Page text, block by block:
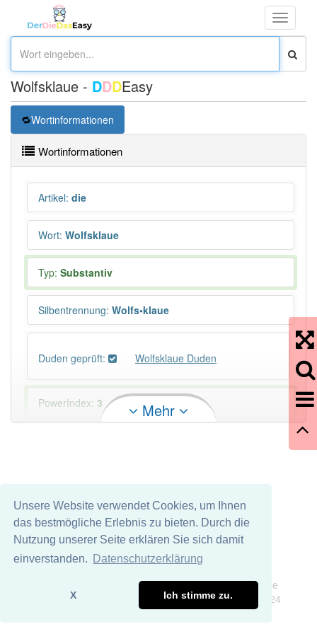
Unsere Website verwendet Cookies, um Ihnen
das bestmögliche Erlebnis zu bieten. Durch die
Nutzung unserer Seite erklären Sie sich damit
einverstanden.
Datenschutzerklärung
X Ich stimme zu.
Toggle
Wolfsklaue - DDDEasy
Wortinformationen
Wortinformationen
Artikel: die
Wort: Wolfsklaue
Typ: Substantiv
Silbentrennung: Wolfs•klaue
Duden geprüft: Wolfsklaue Duden
PowerIndex: 3
Wörter mit Endung -wolfsklaueaber mit einem
anderen Artikeldie: 0
90% unserer Spielapp-Nutzer haben den Artikel
Mehr
Wir übernehmen keine Garantie und keine Haftung für die
Richtigkeit und Vollständigkeit dieser Seite. DDDEasy 2024